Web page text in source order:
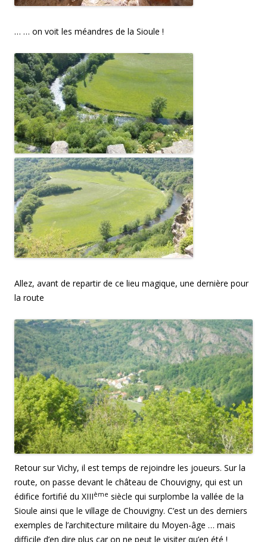
… … on voit les méandres de la Sioule !
Allez, avant de repartir de ce lieu magique, une dernière pour
la route
Retour sur Vichy, il est temps de rejoindre les joueurs. Sur la
route, on passe devant le château de Chouvigny, qui est un
édifice fortifié du XIIIème siècle qui surplombe la vallée de la
Sioule ainsi que le village de Chouvigny. C’est un des derniers
exemples de l’architecture militaire du Moyen-âge … mais
difficile d’en dire plus car on ne peut le visiter qu’en été !